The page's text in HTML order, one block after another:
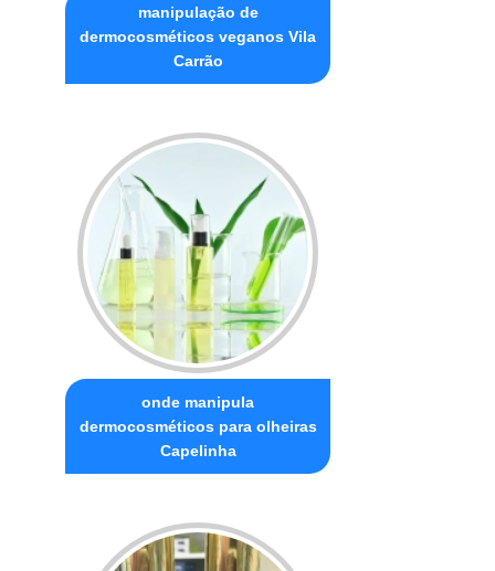
manipulação de
dermocosméticos veganos Vila
Carrão
onde manipula
dermocosméticos para olheiras
Capelinha